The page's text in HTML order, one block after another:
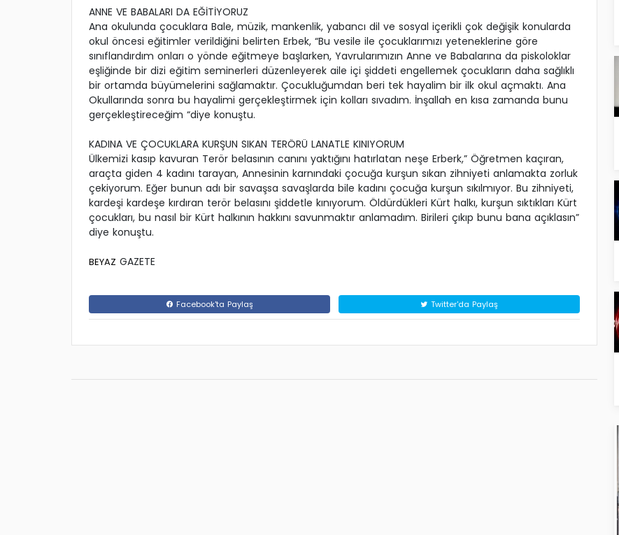
ANNE VE BABALARI DA EĞİTİYORUZ
Ana okulunda çocuklara Bale, müzik, mankenlik, yabancı dil ve sosyal içerikli çok değişik konularda
okul öncesi eğitimler verildiğini belirten Erbek, “Bu vesile ile çocuklarımızı yeteneklerine göre
sınıflandırdım onları o yönde eğitmeye başlarken, Yavrularımızın Anne ve Babalarına da piskoloklar
eşliğinde bir dizi eğitim seminerleri düzenleyerek aile içi şiddeti engellemek çocukların daha sağlıklı
bir ortamda büyümelerini sağlamaktır. Çocukluğumdan beri tek hayalim bir ilk okul açmaktı. Ana
Okullarında sonra bu hayalimi gerçekleştirmek için kolları sıvadım. İnşallah en kısa zamanda bunu
gerçekleştireceğim “diye konuştu.
KADINA VE ÇOCUKLARA KURŞUN SIKAN TERÖRÜ LANATLE KINIYORUM
Ülkemizi kasıp kavuran Terör belasının canını yaktığını hatırlatan neşe Erberk,” Öğretmen kaçıran,
araçta giden 4 kadını tarayan, Annesinin karnındaki çocuğa kurşun sıkan zihniyeti anlamakta zorluk
çekiyorum. Eğer bunun adı bir savaşsa savaşlarda bile kadını çocuğa kurşun sıkılmıyor. Bu zihniyeti,
kardeşi kardeşe kırdıran terör belasını şiddetle kınıyorum. Öldürdükleri Kürt halkı, kurşun sıktıkları Kürt
çocukları, bu nasıl bir Kürt halkının hakkını savunmaktır anlamadım. Birileri çıkıp bunu bana açıklasın”
diye konuştu.
BEYAZ GAZETE
Facebook'ta Paylaş Twitter'da Paylaş